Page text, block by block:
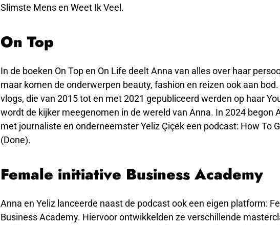
Slimste Mens en Weet Ik Veel.
On Top
In de boeken On Top en On Life deelt Anna van alles over haar
maar komen de onderwerpen beauty, fashion en reizen ook aan bod.
vlogs, die van 2015 tot en met 2021 gepubliceerd werden op haar
wordt de kijker meegenomen in de wereld van Anna. In 2024 begon
met journaliste en onderneemster Yeliz Çiçek een podcast: How To
(Done).
Female initiative Business Academy
Anna en Yeliz lanceerde naast de podcast ook een eigen platform:
Business Academy. Hiervoor ontwikkelden ze verschillende